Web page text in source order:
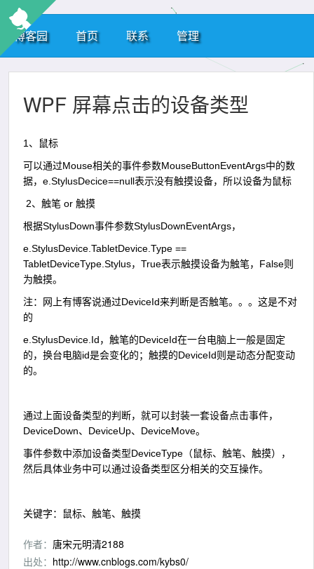
博客园 首页 联系 管理
WPF 屏幕点击的设备类型
1、鼠标
可以通过Mouse相关的事件参数MouseButtonEventArgs中的数
据，e.StylusDecice==null表示没有触摸设备，所以设备为鼠标
2、触笔 or 触摸
根据StylusDown事件参数StylusDownEventArgs，
e.StylusDevice.TabletDevice.Type ==
TabletDeviceType.Stylus，True表示触摸设备为触笔，False则
为触摸。
注：网上有博客说通过DeviceId来判断是否触笔。。。这是不对
的
e.StylusDevice.Id，触笔的DeviceId在一台电脑上一般是固定
的，换台电脑id是会变化的；触摸的DeviceId则是动态分配变动
的。
通过上面设备类型的判断，就可以封装一套设备点击事件，
DeviceDown、DeviceUp、DeviceMove。
事件参数中添加设备类型DeviceType（鼠标、触笔、触摸），
然后具体业务中可以通过设备类型区分相关的交互操作。
关键字：鼠标、触笔、触摸
作者： 唐宋元明清2188
出处： http://www.cnblogs.com/kybs0/